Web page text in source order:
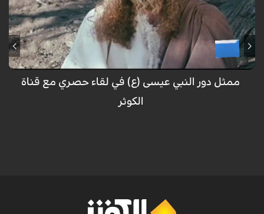
حوار خاص مع الممثل في دور المسيح في مسلسل السيد المسيح أحمد
سليماني نيا
ممثل دور النبي عيسى (ع) في لقاء حصري مع قناة
الكوثر